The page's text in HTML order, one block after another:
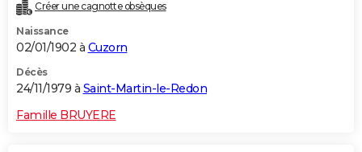
Créer une cagnotte obsèques
Naissance
02/01/1902 à Cuzorn
Décès
24/11/1979 à Saint-Martin-le-Redon
Famille BRUYERE